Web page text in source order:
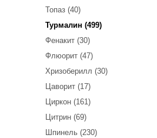
Топаз (40)
Турмалин (499)
Фенакит (30)
Флюорит (47)
Хризоберилл (30)
Цаворит (17)
Циркон (161)
Цитрин (69)
Шпинель (230)